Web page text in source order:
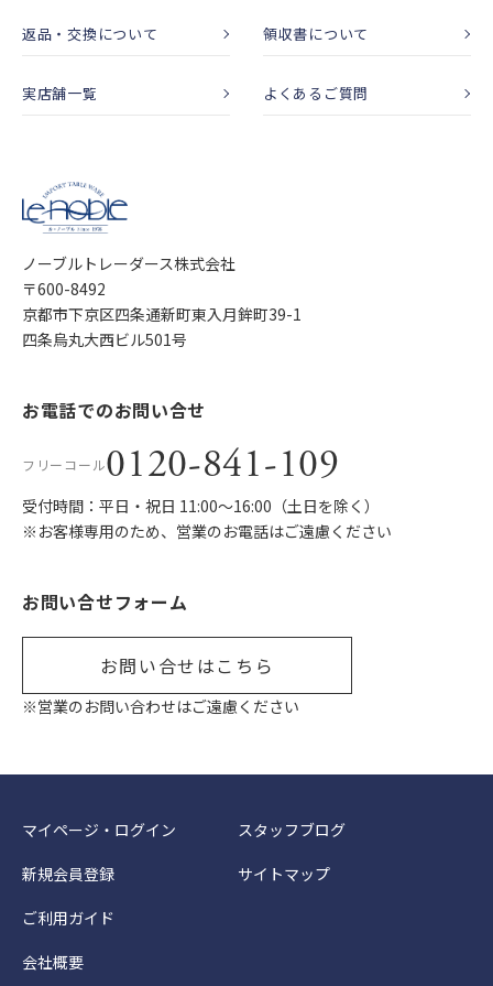
返品・交換について 領収書について
実店舗一覧 よくあるご質問
ノーブルトレーダース株式会社
〒600-8492
京都市下京区四条通新町東入月鉾町39-1
四条烏丸大西ビル501号
お電話でのお問い合せ
フリーコール0120-841-109
受付時間：平日・祝日 11:00〜16:00（土日を除く）
※お客様専用のため、営業のお電話はご遠慮ください
お問い合せフォーム
お問い合せはこちら
※営業のお問い合わせはご遠慮ください
マイページ・ログイン
新規会員登録
ご利用ガイド
会社概要
スタッフブログ
サイトマップ